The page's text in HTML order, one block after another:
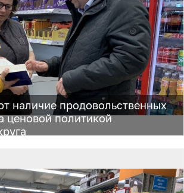
наличие продовольственных
ценовой политикой